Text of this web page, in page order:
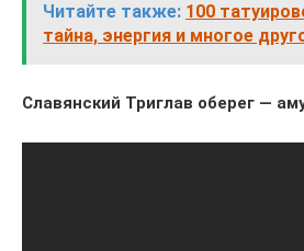
Читайте также: 100
тайна, энергия и многое
Славянский Триглав оберег —